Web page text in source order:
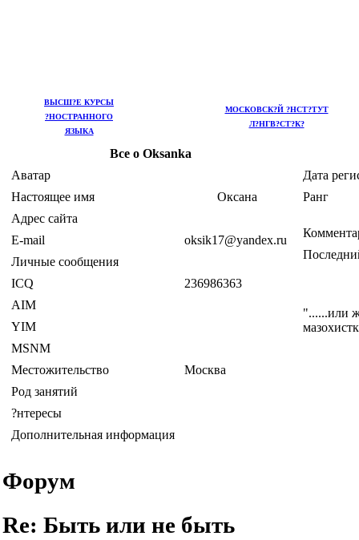
МОСКОВСК?Й ?НСТ?ТУТ
Л?НГВ?СТ?К?
ВЫСШ?Е КУРСЫ
?НОСТРАННОГО
ЯЗЫКА
Все о Oksanka
Аватар
Настоящее имя
Оксана
Адрес сайта
E-mail
oksik17@yandex.ru
Личные сообщения
ICQ
236986363
AIM
YIM
MSNM
Местожительство
Москва
Род занятий
?нтересы
Дополнительная информация
Дата
Ранг
"......или
Форум
Re: Быть или не быть